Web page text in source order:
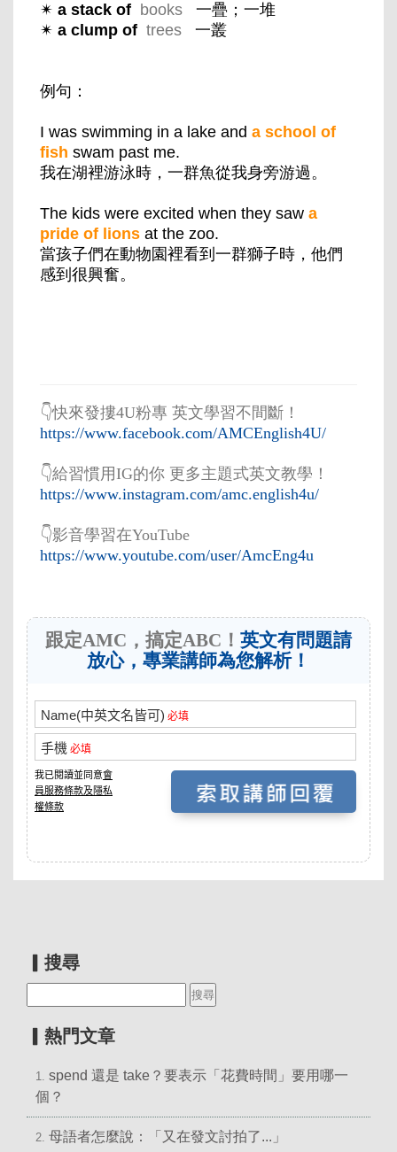
✴ a stack of books 一疊；一堆
✴ a clump of trees 一叢
例句：
I was swimming in a lake and a school of
fish swam past me.
我在湖裡游泳時，一群魚從我身旁游過。
The kids were excited when they saw a
pride of lions at the zoo.
當孩子們在動物園裡看到一群獅子時，他們
感到很興奮。
👇快來發摟4U粉專 英文學習不間斷！
https://www.facebook.com/AMCEnglish4U/
👇給習慣用IG的你 更多主題式英文教學！
https://www.instagram.com/amc.english4u/
👇影音學習在YouTube
https://www.youtube.com/user/AmcEng4u
跟定AMC，搞定ABC！ 英文有問題請
放心，專業講師為您解析！
▎搜尋
▎熱門文章
1. spend 還是 take？要表示「花費時間」要用哪一
個？
2. 母語者怎麼說：「又在發文討拍了...」